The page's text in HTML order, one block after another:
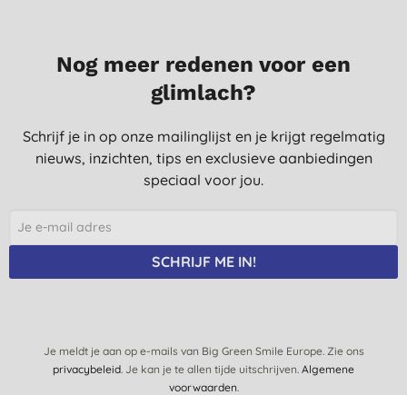
Nog meer redenen voor een
glimlach?
Schrijf je in op onze mailinglijst en je krijgt regelmatig
nieuws, inzichten, tips en exclusieve aanbiedingen
speciaal voor jou.
SCHRIJF ME IN!
Je meldt je aan op e-mails van Big Green Smile Europe. Zie ons
privacybeleid. Je kan je te allen tijde uitschrijven. Algemene
voorwaarden.